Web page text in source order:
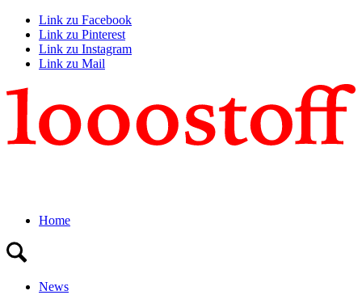
Link zu Facebook
Link zu Pinterest
Link zu Instagram
Link zu Mail
Home
News